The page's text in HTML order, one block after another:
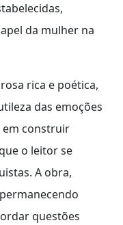
da mulher na
rica e poética,
das emoções
em construir
o leitor se
A obra,
questões